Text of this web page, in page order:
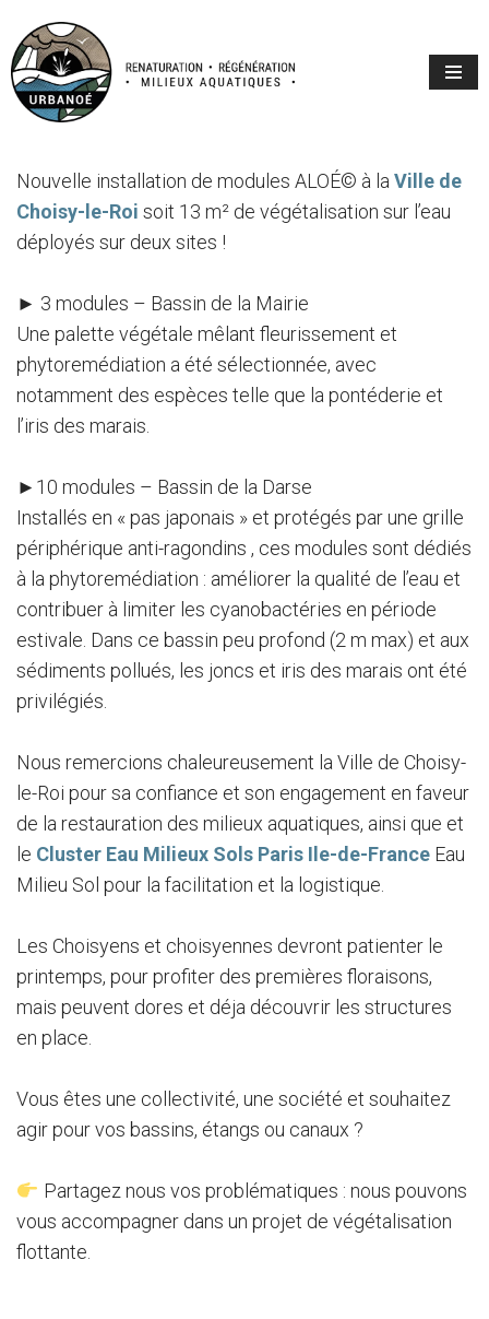
Aller
au
contenu
Nouvelle installation de modules ALOÉ© à laVille de
Choisy-le-Roi soit 13 m² de végétalisation sur l’eau
déployés sur deux sites !
► 3 modules – Bassin de la Mairie
Une palette végétale mêlant fleurissement et
phytoremédiation a été sélectionnée, avec
notamment des espèces telle que la pontéderie et
l’iris des marais.
►10 modules – Bassin de la Darse
Installés en « pas japonais » et protégés par une grille
périphérique anti-ragondins , ces modules sont dédiés
à la phytoremédiation : améliorer la qualité de l’eau et
contribuer à limiter les cyanobactéries en période
estivale. Dans ce bassin peu profond (2 m max) et aux
sédiments pollués, les joncs et iris des marais ont été
privilégiés.
Nous remercions chaleureusement la Ville de Choisy-
le-Roi pour sa confiance et son engagement en faveur
de la restauration des milieux aquatiques, ainsi que et
le Cluster Eau Milieux Sols Paris Ile-de-France Eau
Milieu Sol pour la facilitation et la logistique.
Les Choisyens et choisyennes devront patienter le
printemps, pour profiter des premières floraisons,
mais peuvent dores et déja découvrir les structures
en place.
Vous êtes une collectivité, une société et souhaitez
agir pour vos bassins, étangs ou canaux ?
Partagez nous vos problématiques : nous pouvons
vous accompagner dans un projet de végétalisation
flottante.